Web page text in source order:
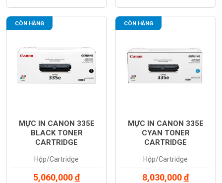
CÒN HÀNG
MỰC IN CANON 335E
BLACK TONER
CARTRIDGE
Hộp/Cartridge
5,060,000đ
CÒN HÀNG
MỰC IN CANON 335E
CYAN TONER
CARTRIDGE
Hộp/Cartridge
8,030,000đ